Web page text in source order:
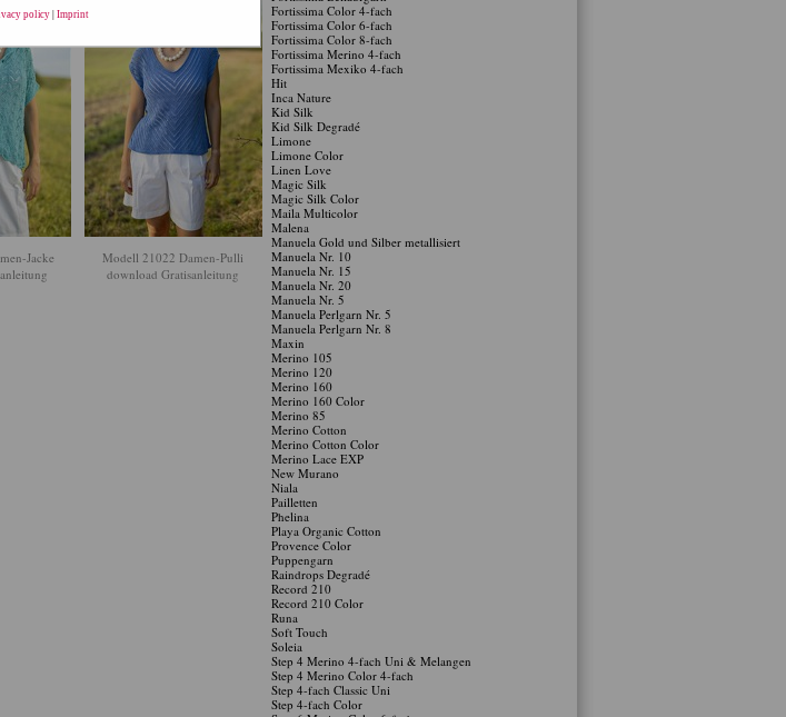
Jacke
Modell 21022 Damen-Pulli
download Gratisanleitung
Fortissima Color 4-fach
Fortissima Color 6-fach
Fortissima Color 8-fach
Fortissima Merino 4-fach
Fortissima Mexiko 4-fach
Hit
Inca Nature
Kid Silk
Kid Silk Degradé
Limone
Limone Color
Linen Love
Magic Silk
Magic Silk Color
Maila Multicolor
Malena
Manuela Gold und Silber metallisiert
Manuela Nr. 10
Manuela Nr. 15
Manuela Nr. 20
Manuela Nr. 5
Manuela Perlgarn Nr. 5
Manuela Perlgarn Nr. 8
Maxin
Merino 105
Merino 120
Merino 160
Merino 160 Color
Merino 85
Merino Cotton
Merino Cotton Color
Merino Lace EXP
New Murano
Niala
Pailletten
Phelina
Playa Organic Cotton
Provence Color
Puppengarn
Raindrops Degradé
Record 210
Record 210 Color
Runa
Soft Touch
Soleia
Step 4 Merino 4-fach Uni & Melangen
Step 4 Merino Color 4-fach
Step 4-fach Classic Uni
Step 4-fach Color
policy |Imprint